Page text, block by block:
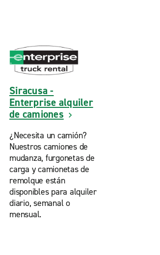
Siracusa -
Enterprise alquiler
de camiones
¿Necesita un camión?
Nuestros camiones de
mudanza, furgonetas de
carga y camionetas de
remolque están
disponibles para alquiler
diario, semanal o
mensual.